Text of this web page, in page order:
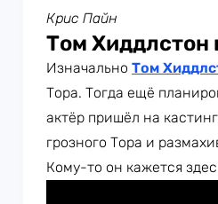
Крис Пайн
Том Хиддлстон
Изначально Том
Тора. Тогда ещё
актёр пришёл на
грозного Тора и
Кому-то он кажется